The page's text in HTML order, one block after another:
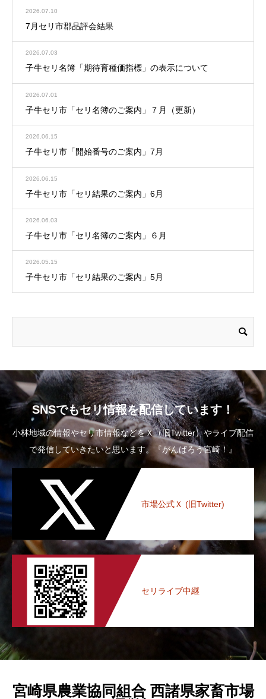
2026.07.10
7月セリ市郡品評会結果
2026.07.03
子牛セリ名簿「期待育種価指標」の表示について
2026.07.01
子牛セリ市「セリ名簿のご案内」７月（更新）
2026.06.15
子牛セリ市「開始番号のご案内」7月
2026.06.15
子牛セリ市「セリ結果のご案内」6月
2026.06.03
子牛セリ市「セリ名簿のご案内」６月
2026.05.15
子牛セリ市「セリ結果のご案内」5月
SNSでもセリ情報を配信しています！
小林地域の情報やセリ市情報などをＸ（旧Twitter）やライブ配信
で発信していきたいと思います。『がんばろう宮崎！』
市場公式Ｘ (旧Twitter)
セリライブ中継
宮崎県農業協同組合 西諸県家畜市場